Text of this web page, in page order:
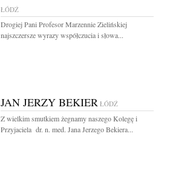
ŁÓDŹ
Drogiej Pani Profesor Marzennie Zielińskiej
najszczersze wyrazy współczucia i słowa...
JAN JERZY BEKIER ŁÓDŹ
Z wielkim smutkiem żegnamy naszego Kolegę i
Przyjaciela dr. n. med. Jana Jerzego Bekiera...